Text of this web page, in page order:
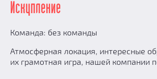
Искупление
Команда: без команды
Атмосферная локация, интересные
их грамотная игра, нашей компании